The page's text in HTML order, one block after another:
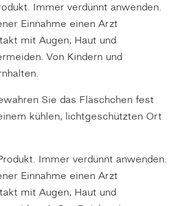
Immer verdünnt anwenden.
Einnahme einen Arzt
mit Augen, Haut und
Von Kindern und
Sie das Fläschchen fest
kühlen, lichtgeschützten Ort
Immer verdünnt anwenden.
Einnahme einen Arzt
mit Augen, Haut und